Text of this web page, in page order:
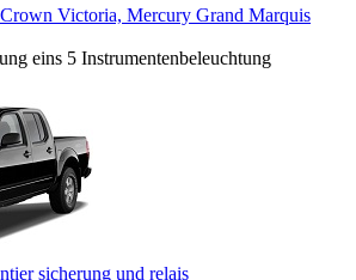
Victoria, Mercury Grand Marquis
eins 5 Instrumentenbeleuchtung
sicherung und relais